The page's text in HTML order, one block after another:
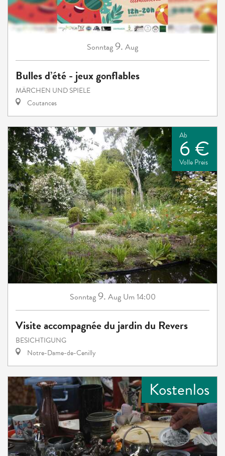
Sonntag9. Aug
Bulles d’été - jeux gonflables
MÄRCHEN UND SPIELE
Coutances
Ab
6 €
Volle Preis
Sonntag9. Aug Um 14:00
Visite accompagnée du jardin du Revers
BESICHTIGUNG
Notre-Dame-de-Cenilly
Kostenlos